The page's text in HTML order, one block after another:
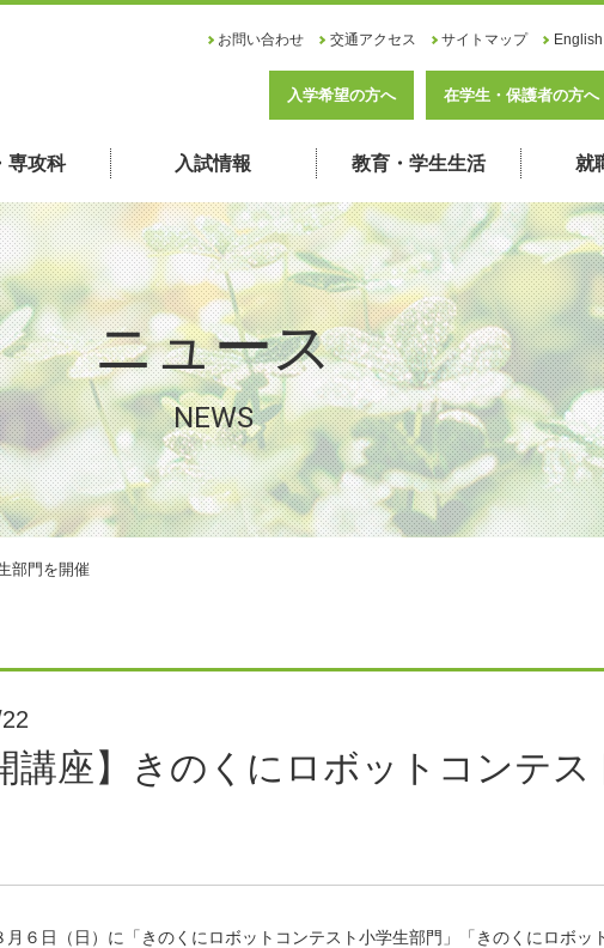
お問い合わせ 交通アクセス サイトマップ English
入学希望の方へ 在学生・保護者の方へ
専攻科 入試情報 教育・学生生活 就
ニュース
NEWS
部門を開催
講座】きのくにロボットコンテ
６日（日）に「きのくにロボットコンテスト小学生部門」「きのくにロボッ